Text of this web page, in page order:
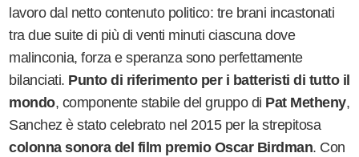
lavoro dal netto contenuto politico: tre brani incastonati
tra due suite di più di venti minuti ciascuna dove
malinconia, forza e speranza sono perfettamente
bilanciati. Punto di riferimento per i batteristi di tutto il
mondo, componente stabile del gruppo di Pat Metheny,
Sanchez è stato celebrato nel 2015 per la strepitosa
colonna sonora del film premio Oscar Birdman. Con